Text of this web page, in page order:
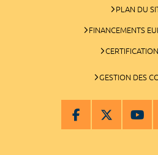
PLAN DU
FINANCEMENTS
GESTION DES